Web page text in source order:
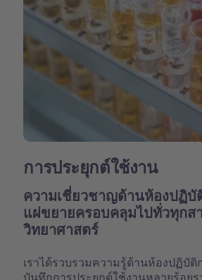
การประยุกต์ใช้งาน
ความเชี่ยวชาญด้านห้องปฏิบั
แผ่ขยายครอบคลุมไปทั่วทุกส
วิทยาศาสตร์
เราได้รวบรวมความรู้ด้านห้องปฏิบัติ
บันทึกการประยุกต์ใช้งานหลายร้อย